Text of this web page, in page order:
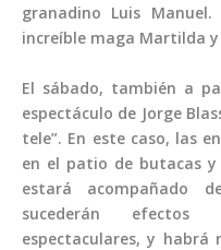
granadino Luis
increíble maga Martilda
El sábado, también a
espectáculo de Jorge
tele”. En este caso, las
en el patio de butacas
estará acompañado
sucederán efectos
espectaculares, y